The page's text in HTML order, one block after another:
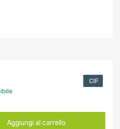
CIF
Aggiungi al carrello